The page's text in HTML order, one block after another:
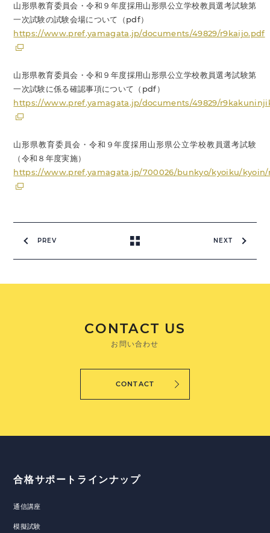
山形県教育委員会・令和９年度採用山形県公立学校教員選考試験第
一次試験の試験会場について（pdf）
https://www.pref.yamagata.jp/documents/49829/r9kaijo.pdf
山形県教育委員会・令和９年度採用山形県公立学校教員選考試験第
一次試験に係る確認事項について（pdf）
https://www.pref.yamagata.jp/documents/49829/
山形県教育委員会・令和９年度採用山形県公立学校教員選考試験
（令和８年度実施）
https://www.pref.yamagata.jp/700026/bunkyo/kyoiku/kyoin/
PREV NEXT
CONTACT US
お問い合わせ
CONTACT
合格サポートラインナップ
通信講座
模擬試験